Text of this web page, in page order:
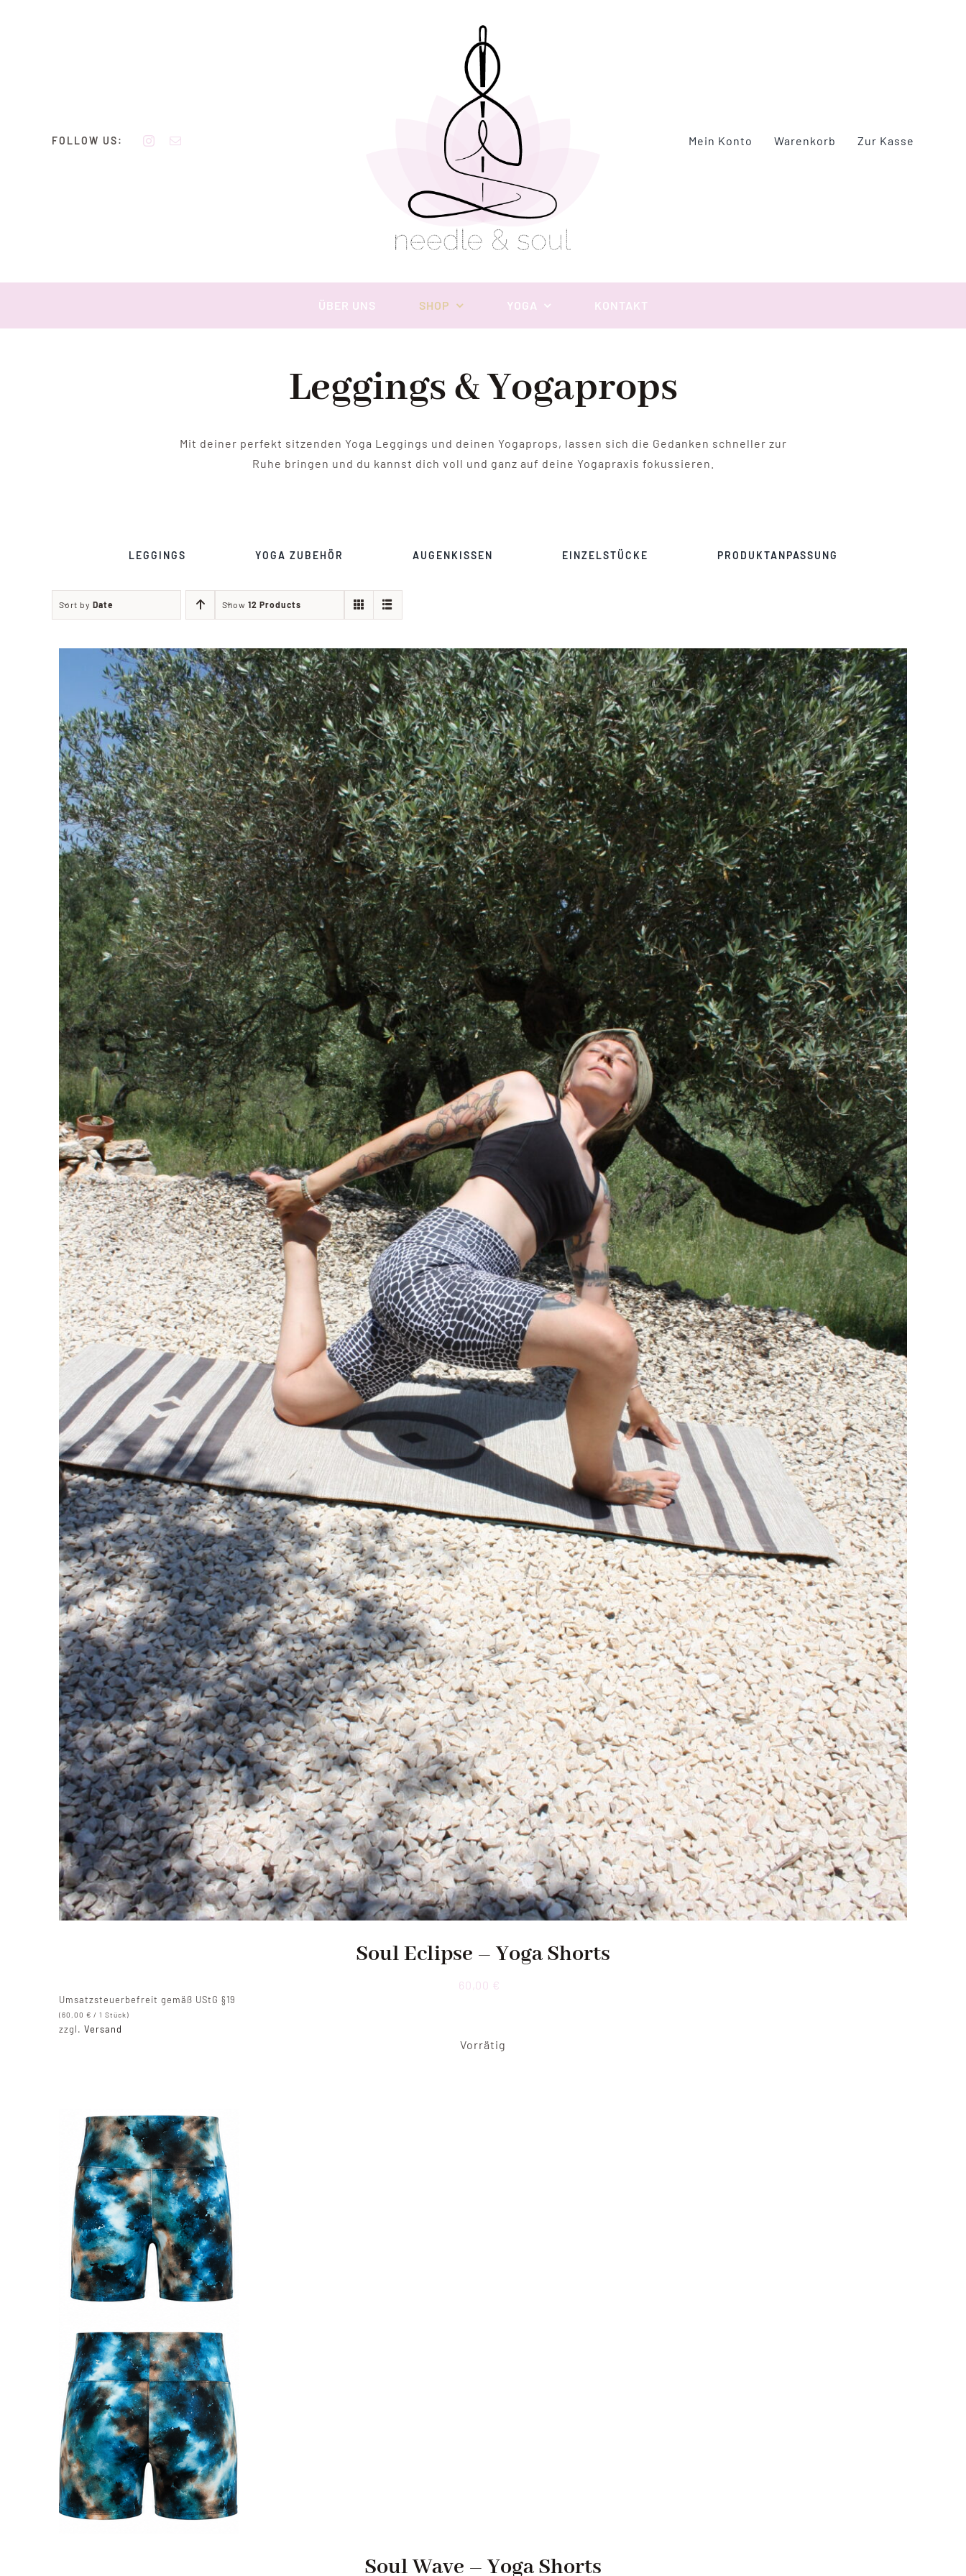
FOLLOW US: Mein Konto Warenkorb Zur Kasse
ÜBER UNS SHOP YOGA KONTAKT
Leggings & Yogaprops
Mit deiner perfekt sitzenden Yoga Leggings und deinen Yogaprops, lassen sich die Gedanken schneller zur
Ruhe bringen und du kannst dich voll und ganz auf deine Yogapraxis fokussieren.
LEGGINGS YOGA ZUBEHÖR AUGENKISSEN EINZELSTÜCKE PRODUKTANPASSUNG
Sort by Date Show 12 Products
Soul Eclipse – Yoga Shorts
60,00 €
Umsatzsteuerbefreit gemäß UStG §19
(60,00 € / 1 Stück)
zzgl. Versand
Vorrätig
Soul Wave – Yoga Shorts